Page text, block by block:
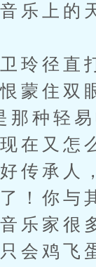
乐上
直打
蒙住双
那种轻
在又怎
传承人
！你与
乐家很
会鸡